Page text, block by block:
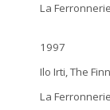
La
1997
Ilo Irti, The
La